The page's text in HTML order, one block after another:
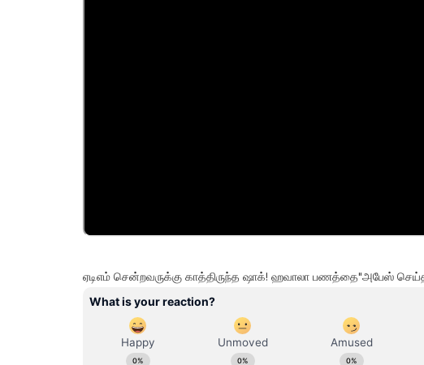
ஏடிஎம் சென்றவருக்கு காத்திருந்த ஷாக்! ஹவாலா பணத்தை"அபேஸ் செய்த